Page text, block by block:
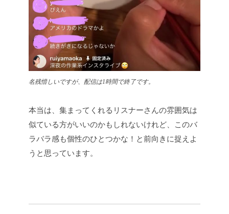
名残惜しいですが、配信は1時間で終了です。
本当は、集まってくれるリスナーさんの雰囲気は
似ている方がいいのかもしれないけれど、このバ
ラバラ感も個性のひとつかな！と前向きに捉えよ
うと思っています。